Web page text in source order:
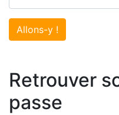
Allons-y !
Retrouver
passe